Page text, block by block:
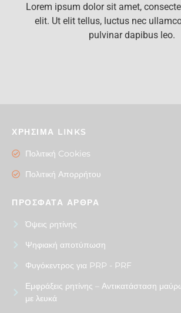
Lorem ipsum dolor sit amet,
elit. Ut elit tellus, luctus nec
pulvinar dapibus leo.
ΠΡΟΣΦΑΤΑ ΑΡΘΡΑ
Όψεις ρητίνης
Ψηφιακή αποτύπωση
Φυγόκεντρος για PRP - PRF
Εμφράξεις ρητίνης – Αντικατάσταση
με λευκά
ΧΡΗΣΙΜΑ LINKS
Πολιτική Cookies
Πολιτική Απορρήτου